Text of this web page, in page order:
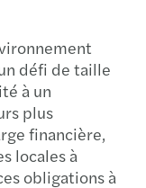
défi de taille
à un
plus
financière,
locales à
obligations à